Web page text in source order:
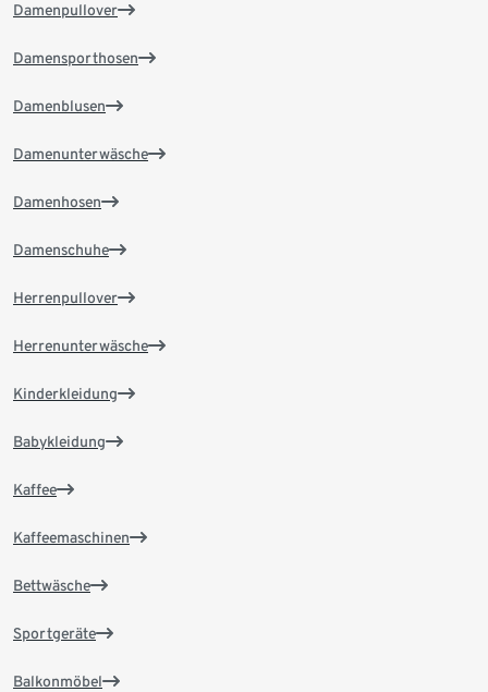
Damenpullover
Damensporthosen
Damenblusen
Damenunterwäsche
Damenhosen
Damenschuhe
Herrenpullover
Herrenunterwäsche
Kinderkleidung
Babykleidung
Kaffee
Kaffeemaschinen
Bettwäsche
Sportgeräte
Balkonmöbel